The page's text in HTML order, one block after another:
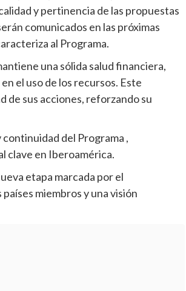
y pertinencia de las propuestas
comunicados en las próximas
al Programa.
una sólida salud financiera,
el uso de los recursos. Este
de sus acciones, reforzando su
continuidad del Programa ,
clave en Iberoamérica.
etapa marcada por el
miembros y una visión